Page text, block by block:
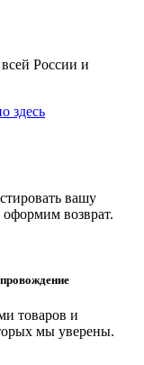
России и
здесь
вашу
возврат.
товаров и
мы уверены.